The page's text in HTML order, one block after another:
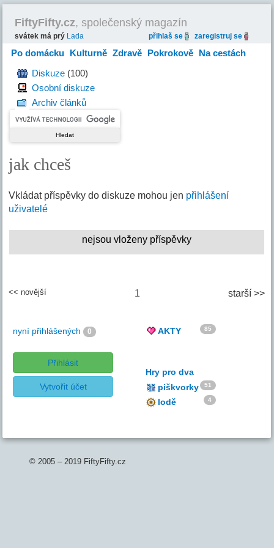
FiftyFifty.cz, společenský magazín
svátek má prý Lada přihlaš se zaregistruj se
Po domácku Kulturně Zdravě Pokrokově Na cestách
HravěDiskuze (100)
Osobní diskuze
Archiv článků
jak chceš
Vkládat příspěvky do diskuze mohou jen přihlášení
uživatelé
nejsou vloženy příspěvky
starší >>
<< novější 1
nyní přihlášených 0
Přihlásit
Vytvořit účet
AKTY 85
Hry pro dva
piškvorky
51
lodě 4
© 2005 – 2019 FiftyFifty.cz